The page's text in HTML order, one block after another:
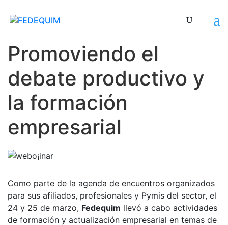
Promoviendo el
debate productivo y
la formación
empresarial
Como parte de la agenda de encuentros organizados
para sus afiliados, profesionales y Pymis del sector, el
24 y 25 de marzo, Fedequim llevó a cabo actividades
de formación y actualización empresarial en temas de